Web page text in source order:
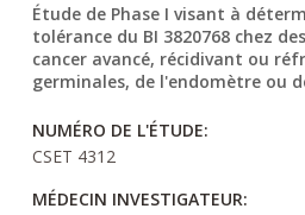
Étude de Phase I visant à
tolérance du BI 3820768 chez
cancer avancé, récidivant ou
germinales, de l'endomètre ou
NUMÉRO DE L'ÉTUDE:
CSET 4312
MÉDECIN INVESTIGATEUR: